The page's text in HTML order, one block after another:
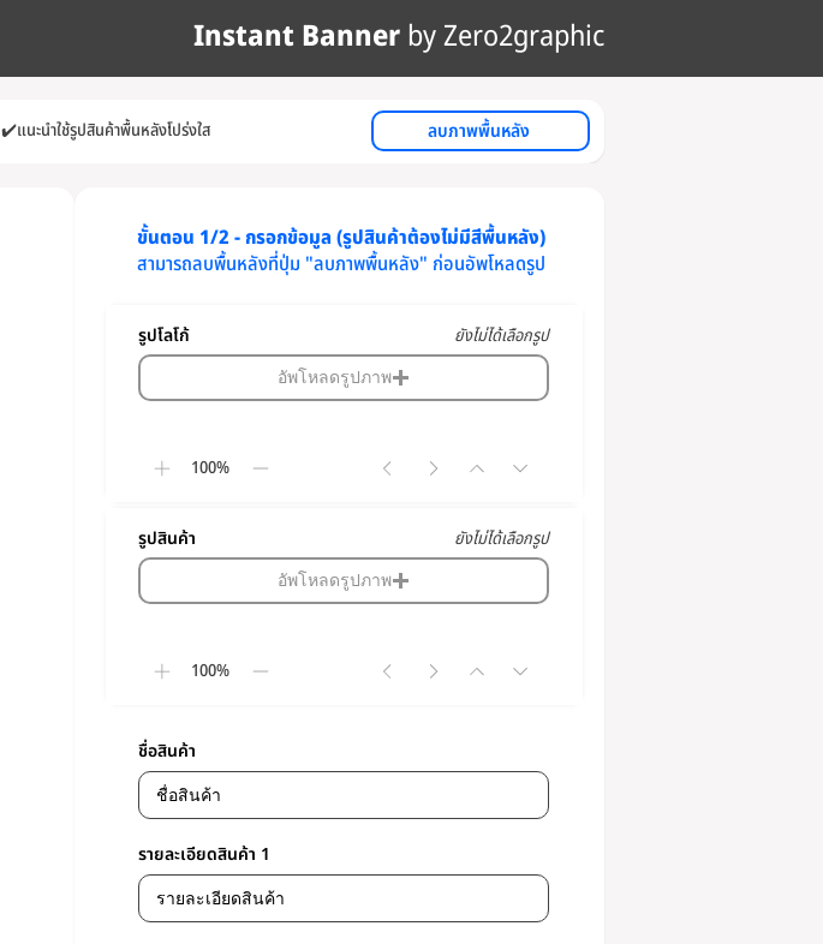
Instant Banner by Zero2graphic
✔️แนะนำใช้รูปสินค้าพื้นหลังโปร่งใส ลบภาพพื้นหลัง
ขั้นตอน 1/2 - กรอกข้อมูล (รูปสินค้าต้องไม่มีสีพื้นหลัง)
สามารถลบพื้นหลังที่ปุ่ม "ลบภาพพื้นหลัง" ก่อนอัพโหลดรูป
รูปโลโก้ ยังไม่ได้เลือกรูป
อัพโหลดรูปภาพ
100%
รูปสินค้า ยังไม่ได้เลือกรูป
อัพโหลดรูปภาพ
100%
ชื่อสินค้า
รายละเอียดสินค้า 1